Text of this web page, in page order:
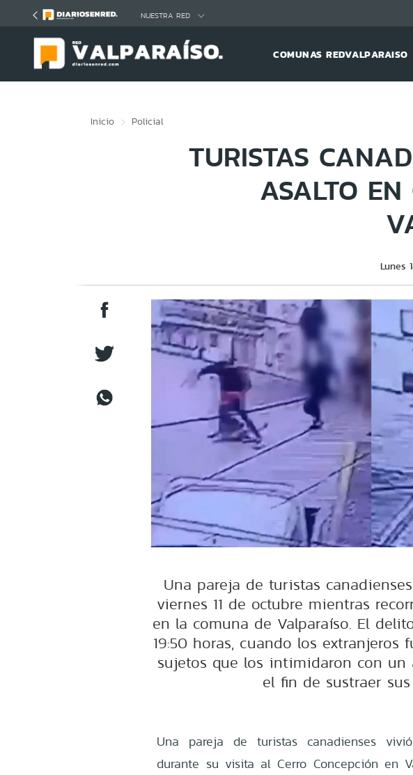
NUESTRA RED
COMUNAS REDVALPARAISO
Inicio Policial
TURISTAS
ASALTO EN
Lunes
Una pareja de turistas
viernes 11 de octubre mientras
en la comuna de Valparaíso. El
19:50 horas, cuando los extranjeros
sujetos que los intimidaron con un
el fin de sustraer
Una pareja de turistas canadienses
durante su visita al Cerro Concepción en